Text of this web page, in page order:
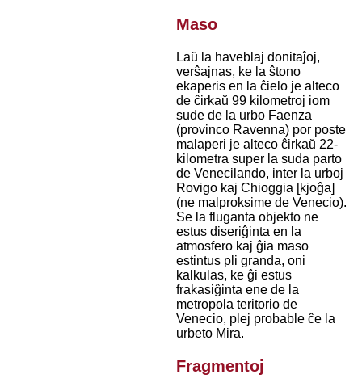
Maso
Laŭ la haveblaj donitaĵoj,
verŝajnas, ke la ŝtono
ekaperis en la ĉielo je alteco
de ĉirkaŭ 99 kilometroj iom
sude de la urbo Faenza
(provinco Ravenna) por poste
malaperi je alteco ĉirkaŭ 22-
kilometra super la suda parto
de Venecilando, inter la urboj
Rovigo kaj Chioggia [kjoĝa]
(ne malproksime de Venecio).
Se la fluganta objekto ne
estus diseriĝinta en la
atmosfero kaj ĝia maso
estintus pli granda, oni
kalkulas, ke ĝi estus
frakasiĝinta ene de la
metropola teritorio de
Venecio, plej probable ĉe la
urbeto Mira.
Fragmentoj